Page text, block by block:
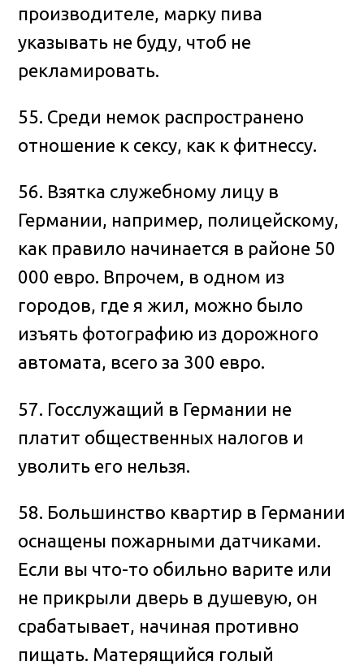
производителе, марку пива
указывать не буду, чтоб не
рекламировать.
55. Среди немок распространено
отношение к сексу, как к фитнессу.
56. Взятка служебному лицу в
Германии, например, полицейскому,
как правило начинается в районе 50
000 евро. Впрочем, в одном из
городов, где я жил, можно было
изъять фотографию из дорожного
автомата, всего за 300 евро.
57. Госслужащий в Германии не
платит общественных налогов и
уволить его нельзя.
58. Большинство квартир в Германии
оснащены пожарными датчиками.
Если вы что-то обильно варите или
не прикрыли дверь в душевую, он
срабатывает, начиная противно
пищать. Матерящийся голый